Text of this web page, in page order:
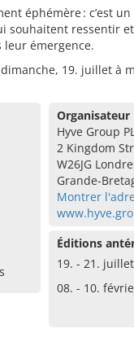
éphémère : c’est
souhaitent ressentir
leur émergence.
dimanche, 19. juillet à
Organisateur
Hyve Group
2 Kingdom
W26JG
Grande-
Montrer
Éditions
19. - 21.
08. - 10.